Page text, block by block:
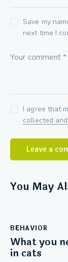
Save my
next time I
I agree that
collected
You May
BEHAVIOR
What you
in cats